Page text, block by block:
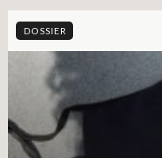
DOSSIER